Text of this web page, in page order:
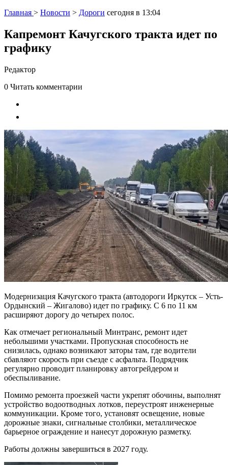
Главная > Новости > Дороги сегодня в 13:04
Капремонт Качугского тракта идет по
графику
Редактор
0 Читать комментарии
Модернизация Качугского тракта (автодороги Иркутск – Усть-
Ордынский – Жигалово) идет по графику. С 6 по 11 км
расширяют дорогу до четырех полос.
Как отмечает региональный Минтранс, ремонт идет
небольшими участками. Пропускная способность не
снизилась, однако возникают заторы там, где водители
сбавляют скорость при съезде с асфальта. Подрядчик
регулярно проводит планировку автогрейдером и
обеспыливание.
Помимо ремонта проезжей части укрепят обочины, выполнят
устройство водоотводных лотков, переустроят инженерные
коммуникации. Кроме того, установят освещение, новые
дорожные знаки, сигнальные столбики, металлическое
барьерное ограждение и нанесут дорожную разметку.
Работы должны завершиться в 2027 году.